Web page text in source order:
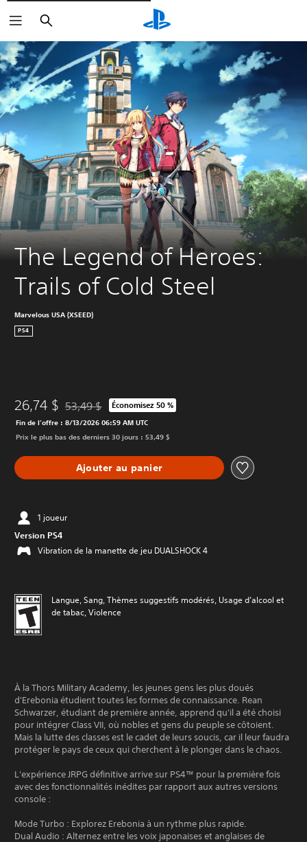
Rechercher
The Legend of Heroes:
Trails of Cold Steel
Marvelous USA (XSEED)
PS4
26,74 $ Remise par rapport au prix d'origine de 53,49 $
53,49 $ Économisez 50 %
Fin de l’offre : 8/13/2026 06:59 AM UTC
Prix le plus bas des derniers 30 jours : 53,49 $
Ajouter au panier
1 joueur
Version PS4
Vibration de la manette de jeu DUALSHOCK 4
Langue, Sang, Thèmes suggestifs modérés, Usage d’alcool et
de tabac, Violence
À la Thors Military Academy, les jeunes gens les plus doués
d'Erebonia étudient toutes les formes de connaissance. Rean
Schwarzer, étudiant de première année, apprend qu'il a été choisi
pour intégrer Class VII, où nobles et gens du peuple se côtoient.
Mais la lutte des classes est le cadet de leurs soucis, car il leur faudra
protéger le pays de ceux qui cherchent à le plonger dans le chaos.
L'expérience JRPG définitive arrive sur PS4™ pour la première fois
avec des fonctionnalités inédites par rapport aux autres versions
console :
Mode Turbo : Explorez Erebonia à un rythme plus rapide.
Dual Audio : Alternez entre les voix japonaises et anglaises de